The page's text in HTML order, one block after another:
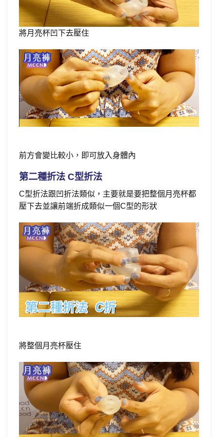
將月亮杯凹下去壓住
前方會變比較小，即可放入身體內
第二種折法 C型折法
C型折法跟凹折法類似，主要就是要把整個月亮杯都
壓下去並讓前端折成類似一個C型的形狀
將整個月亮杯壓住